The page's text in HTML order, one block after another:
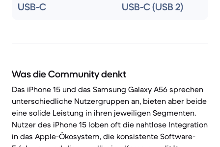
USB-C USB-C (USB 2)
Was die Community denkt
Das iPhone 15 und das Samsung Galaxy A56 sprechen
unterschiedliche Nutzergruppen an, bieten aber beide
eine solide Leistung in ihren jeweiligen Segmenten.
Nutzer des iPhone 15 loben oft die nahtlose Integration
in das Apple-Ökosystem, die konsistente Software-